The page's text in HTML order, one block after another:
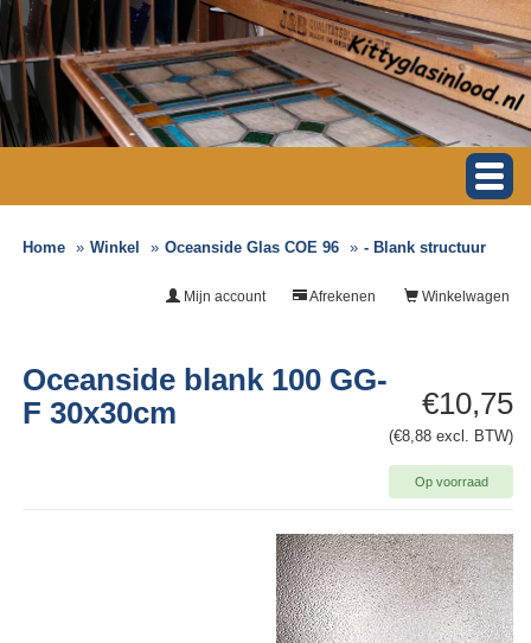
Home Winkel Oceanside Glas COE 96 - Blank structuur
Winkelwagen
Afrekenen
Mijn account
€10,75
(€8,88 excl. BTW)
Op voorraad
Oceanside blank 100 GG-
F 30x30cm